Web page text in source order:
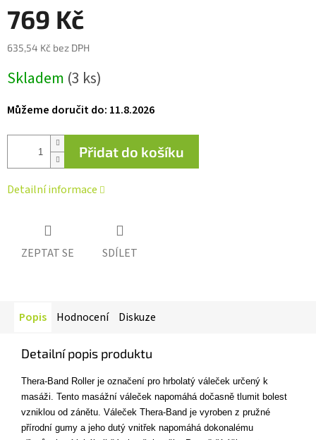
hvězdiček.
769 Kč
635,54 Kč bez DPH
cena:
Skladem (3 ks)
Můžeme doručit do: 11.8.2026
Přidat do košíku
Detailní informace
ZEPTAT SE SDÍLET
Popis Hodnocení Diskuze
Detailní popis produktu
Thera-Band Roller je označení pro hrbolatý váleček určený k
masáži. Tento masážní váleček napomáhá dočasně tlumit bolest
vzniklou od zánětu. Váleček Thera-Band je vyroben z pružné
přírodní gumy a jeho dutý vnitřek napomáhá dokonalému